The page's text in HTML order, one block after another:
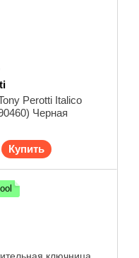
Perotti Italico
Черная
Купить